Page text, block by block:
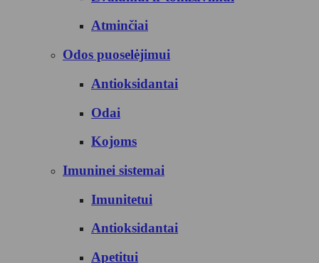
Atminčiai
Odos puoselėjimui
Antioksidantai
Odai
Kojoms
Imuninei sistemai
Imunitetui
Antioksidantai
Apetitui